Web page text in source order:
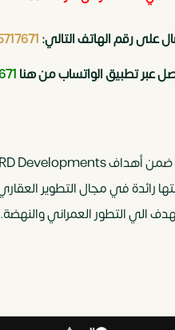
على رقم الهاتف التالي:
عبر تطبيق الواتساب من هنا
رائدة في مجال التطوير
الي التطور العمراني والنهضة.